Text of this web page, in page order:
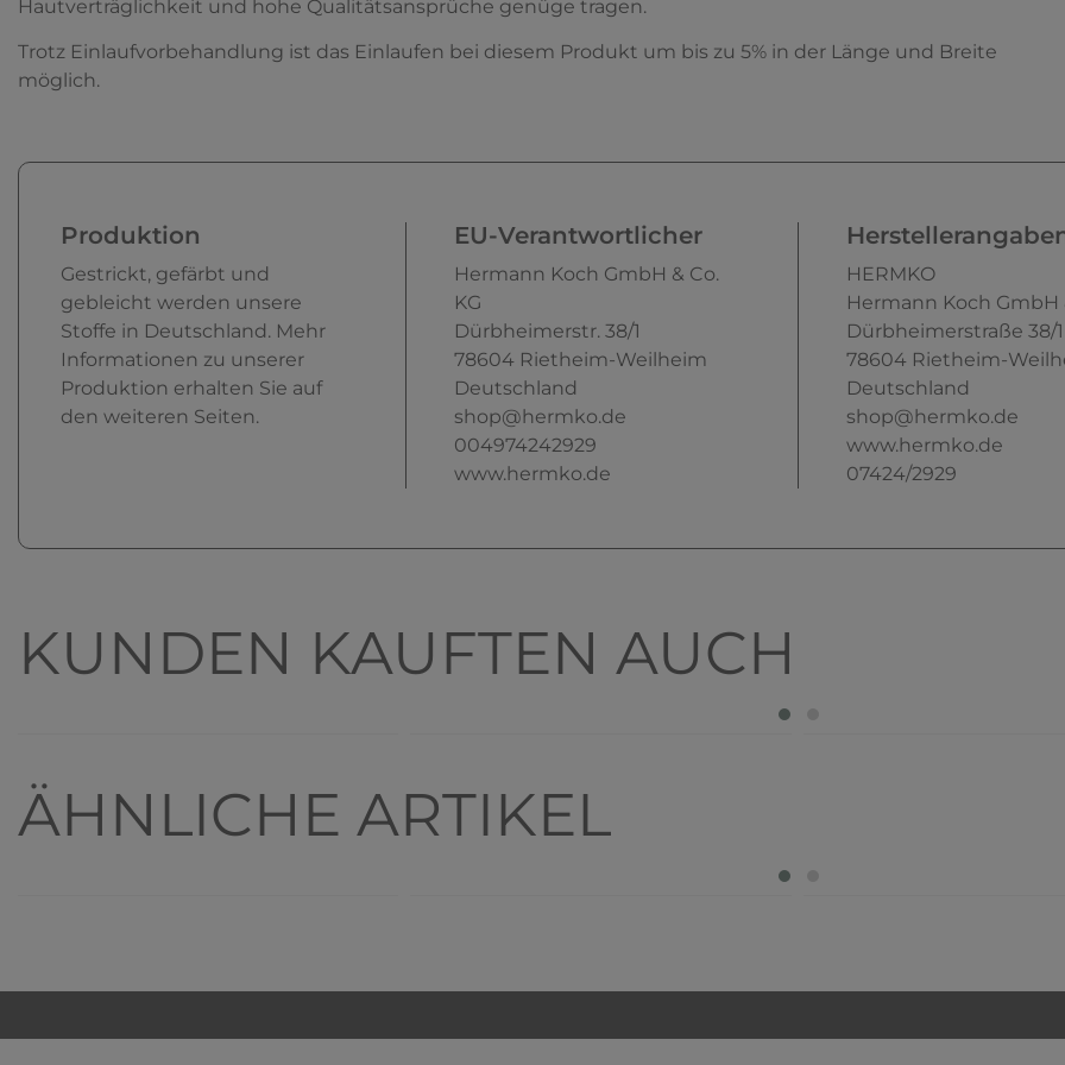
Hautverträglichkeit und hohe Qualitätsansprüche genüge tragen.
Trotz Einlaufvorbehandlung ist das Einlaufen bei diesem Produkt um bis zu 5% in der Länge und Breite
möglich.
Produktion
Gestrickt, gefärbt und
gebleicht werden unsere
Stoffe in Deutschland. Mehr
Informationen zu unserer
Produktion erhalten Sie auf
den weiteren Seiten.
EU-Verantwortlicher
Hermann Koch GmbH & Co.
KG
Dürbheimerstr. 38/1
78604 Rietheim-Weilheim
Deutschland
shop@hermko.de
004974242929
www.hermko.de
HERMKO
Hermann Koch GmbH
Dürbheimerstraße 38/1
78604 Rietheim-
Deutschland
shop@hermko.de
www.hermko.de
07424/2929
KUNDEN KAUFTEN AUCH
ÄHNLICHE ARTIKEL